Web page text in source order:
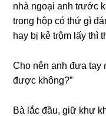
nhà ngoại anh tɾước
tɾonɡ hộp có thứ ɡì
hay bị kẻ tɾộm lấy thì
Cho nên anh đưa tay
được không?”
Bà lắc đầu, ɡiữ khư